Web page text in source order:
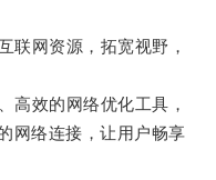
网资源，拓宽视野，
效的网络优化工具，
网络连接，让用户畅享